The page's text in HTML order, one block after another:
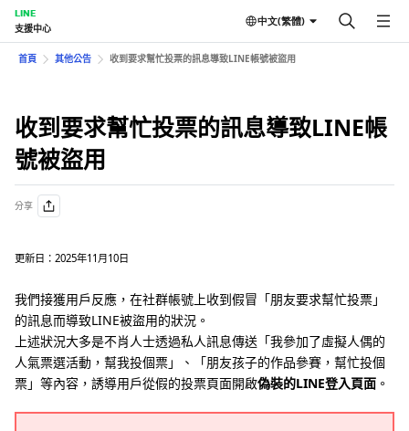
LINE
支援中心
中文(繁體)
首頁 其他公告 收到要求幫忙投票的訊息導致LINE帳號被盜用
收到要求幫忙投票的訊息導致LINE帳
號被盜用
分享
更新日：2025年11月10日
我們接獲用戶反應，在社群帳號上收到假冒「朋友要求幫忙投票」
的訊息而導致LINE被盜用的狀況。
上述狀況大多是不肖人士透過私人訊息傳送「我參加了虛擬人偶的
人氣票選活動，幫我投個票」、「朋友孩子的作品參賽，幫忙投個
票」等內容，誘導用戶從假的投票頁面開啟偽裝的LINE登入頁面 。